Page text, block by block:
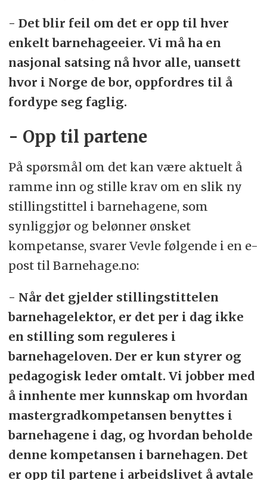
- Det blir feil om det er opp til hver
enkelt barnehageeier. Vi må ha en
nasjonal satsing nå hvor alle, uansett
hvor i Norge de bor, oppfordres til å
fordype seg faglig.
- Opp til partene
På spørsmål om det kan være aktuelt å
ramme inn og stille krav om en slik ny
stillingstittel i barnehagene, som
synliggjør og belønner ønsket
kompetanse, svarer Vevle følgende i en e-
post til Barnehage.no:
- Når det gjelder stillingstittelen
barnehagelektor, er det per i dag ikke
en stilling som reguleres i
barnehageloven. Der er kun styrer og
pedagogisk leder omtalt. Vi jobber med
å innhente mer kunnskap om hvordan
mastergradkompetansen benyttes i
barnehagene i dag, og hvordan beholde
denne kompetansen i barnehagen. Det
er opp til partene i arbeidslivet å avtale